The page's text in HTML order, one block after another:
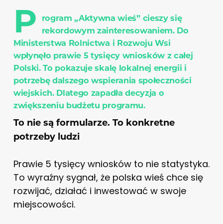
P
rogram „Aktywna wieś” cieszy się
rekordowym zainteresowaniem. Do
Ministerstwa Rolnictwa i Rozwoju Wsi
wpłynęło prawie 5 tysięcy wniosków z całej
Polski. To pokazuje skalę lokalnej energii i
potrzebę dalszego wspierania społeczności
wiejskich. Dlatego zapadła decyzja o
zwiększeniu budżetu programu.
To nie są formularze. To konkretne
potrzeby ludzi
Prawie 5 tysięcy wniosków to nie statystyka.
To wyraźny sygnał, że polska wieś chce się
rozwijać, działać i inwestować w swoje
miejscowości.